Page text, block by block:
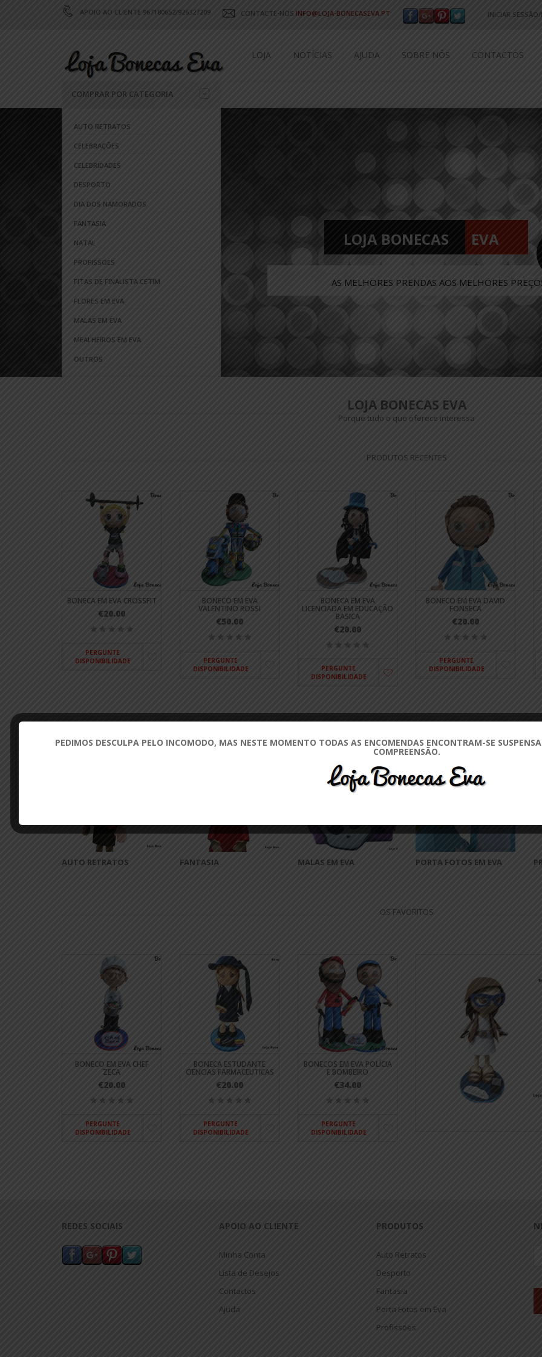
APOIO AO CLIENTE 967180652/926327209 CONTACTE-NOS INFO@LOJA-BONECASEVA.PT INICIAR
LIGAR
LOJA NOTÍCIAS AJUDA SOBRE NÓS CONTACTOS
COMPRAR POR CATEGORIA
LOJA BONECAS EVA
AS MELHORES PRENDAS AOS MELHORES PREÇO
AUTO RETRATOS
CELEBRAÇÕES
CELEBRIDADES
DESPORTO
DIA DOS NAMORADOS
FANTASIA
NATAL
PROFISSÕES
FITAS DE FINALISTA CETIM
FLORES EM EVA
MALAS EM EVA
MEALHEIROS EM EVA
OUTROS
PONTEIRAS DE LÁPIS EM EVA
LOJA BONECAS EVA
Porque tudo o que oferece interessa
PRODUTOS RECENTES
BONECA EM EVA CROSSFIT
€20.00
PERGUNTE
DISPONIBILIDADE
BONECO EM EVA
VALENTINO ROSSI
€50.00
PERGUNTE
DISPONIBILIDADE
BONECA EM EVA
LICENCIADA EM EDUCAÇÃO
BASICA
€20.00
PERGUNTE
DISPONIBILIDADE
BONECO EM EVA DAVID
FONSECA
€20.00
PERGUNTE
DISPONIBILIDADE
AUTO RETRATOS FANTASIA MALAS EM EVA PORTA FOTOS EM EVA
OS FAVORITOS
BONECO EM EVA CHEF
ZECA
€20.00
PERGUNTE
DISPONIBILIDADE
BONECA ESTUDANTE
CIENCIAS FARMACEUTICAS
€20.00
PERGUNTE
DISPONIBILIDADE
BONECOS EM EVA POLÍCIA
E BOMBEIRO
€34.00
PERGUNTE
DISPONIBILIDADE
REDES SOCIAIS APOIO AO CLIENTE
Minha Conta
Lista de Desejos
Contactos
Ajuda
PRODUTOS
Auto Retratos
Desporto
Fantasia
Porta Fotos em Eva
Profissões
PEDIMOS DESCULPA PELO INCOMODO, MAS NESTE MOMENTO TODAS AS ENCOMENDAS ENCONTRAM-SE
COMPREENSÃO.